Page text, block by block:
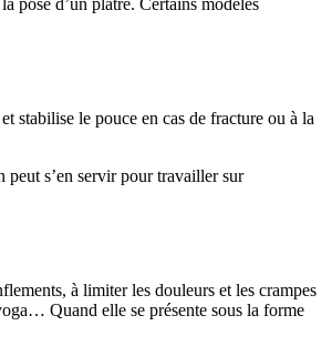
pose d’un plâtre. Certains modèles
stabilise le pouce en cas de fracture ou à la
peut s’en servir pour travailler sur
à limiter les douleurs et les crampes
Quand elle se présente sous la forme